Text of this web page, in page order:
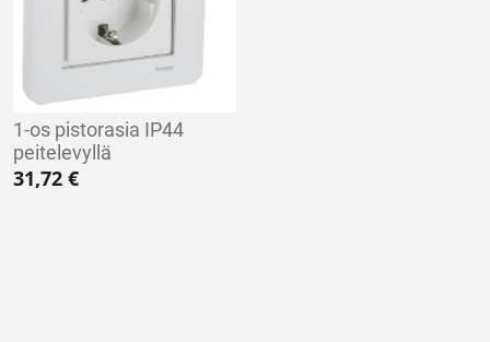
1-os pistorasia IP44
peitelevyllä
31,72 €